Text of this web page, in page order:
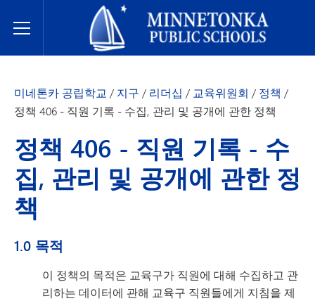
Toggle Menu
미네토카 공립학교
미네톤카 공립학교 / 지구 / 리더십 / 교육위원회 / 정책 /
정책 406 - 직원 기록 - 수집, 관리 및 공개에 관한 정책
정책 406 - 직원 기록 - 수
집, 관리 및 공개에 관한 정
책
1.0 목적
이 정책의 목적은 교육구가 직원에 대해 수집하고 관
리하는 데이터에 관해 교육구 직원들에게 지침을 제